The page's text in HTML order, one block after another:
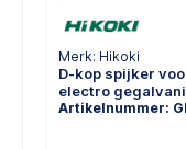
Merk: Hikoki
D-kop spijker
electro
Artikelnummer: